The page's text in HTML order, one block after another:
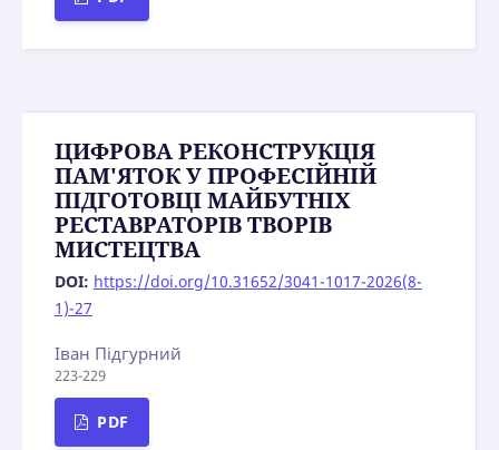
ЦИФРОВА РЕКОНСТРУКЦІЯ
ПАМ'ЯТОК У ПРОФЕСІЙНІЙ
ПІДГОТОВЦІ МАЙБУТНІХ
РЕСТАВРАТОРІВ ТВОРІВ
МИСТЕЦТВА
DOI: https://doi.org/10.31652/3041-1017-2026(8-
1)-27
Іван Підгурний
223-229
PDF